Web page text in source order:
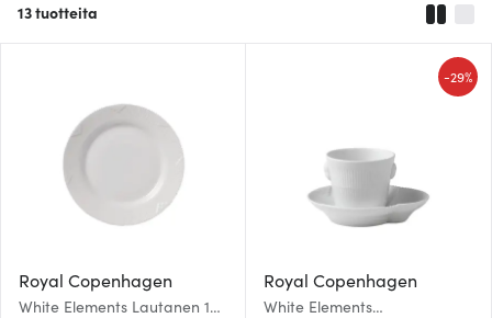
13tuotteita
Royal Copenhagen
White Elements Lautanen 19
Royal Copenhagen
White Elements
-29%